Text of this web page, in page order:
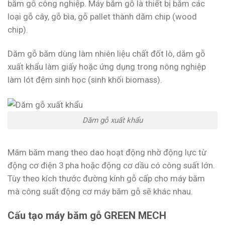
băm gỗ công nghiệp. Máy băm gỗ là thiết bị băm các
loại gỗ cây, gỗ bìa, gỗ pallet thành dăm chip (wood
chip).
Dăm gỗ băm dùng làm nhiên liệu chất đốt lò, dăm gỗ
xuất khẩu làm giấy hoặc ứng dụng trong nông nghiệp
làm lót đệm sinh học (sinh khối biomass).
Dăm gỗ xuất khẩu
Mâm băm mang theo dao hoạt động nhờ động lực từ
động cơ điện 3 pha hoặc động cơ dầu có công suất lớn.
Tùy theo kích thước đường kính gỗ cấp cho máy băm
mà công suất động cơ máy băm gỗ sẽ khác nhau.
Cấu tạo máy băm gỗ GREEN MECH